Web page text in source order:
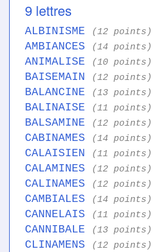
9 lettres
ALBINISME (12 points)
AMBIANCES (14 points)
ANIMALISE (10 points)
BAISEMAIN (12 points)
BALANCINE (13 points)
BALINAISE (11 points)
BALSAMINE (12 points)
CABINAMES (14 points)
CALAISIEN (11 points)
CALAMINES (12 points)
CALINAMES (12 points)
CAMBIALES (14 points)
CANNELAIS (11 points)
CANNIBALE (13 points)
CLINAMENS (12 points)